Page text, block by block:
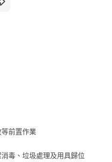
前置作業
毒、垃圾處理及用具歸位